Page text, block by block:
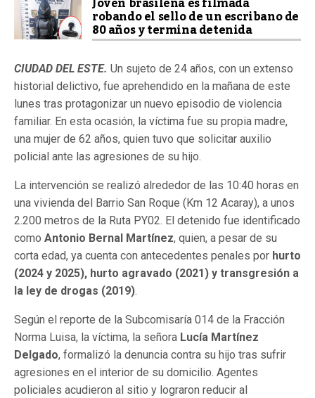
robando el sello de un escribano de
80 años y termina detenida
CIUDAD DEL ESTE. Un sujeto de 24 años, con un extenso
historial delictivo, fue aprehendido en la mañana de este
lunes tras protagonizar un nuevo episodio de violencia
familiar. En esta ocasión, la víctima fue su propia madre,
una mujer de 62 años, quien tuvo que solicitar auxilio
policial ante las agresiones de su hijo.
La intervención se realizó alrededor de las 10:40 horas en
una vivienda del Barrio San Roque (Km 12 Acaray), a unos
2.200 metros de la Ruta PY02. El detenido fue identificado
como Antonio Bernal Martínez, quien, a pesar de su
corta edad, ya cuenta con antecedentes penales por hurto
(2024 y 2025), hurto agravado (2021) y transgresión a
la ley de drogas (2019).
Según el reporte de la Subcomisaría 014 de la Fracción
Norma Luisa, la víctima, la señora Lucía Martínez
Delgado, formalizó la denuncia contra su hijo tras sufrir
agresiones en el interior de su domicilio. Agentes
policiales acudieron al sitio y lograron reducir al